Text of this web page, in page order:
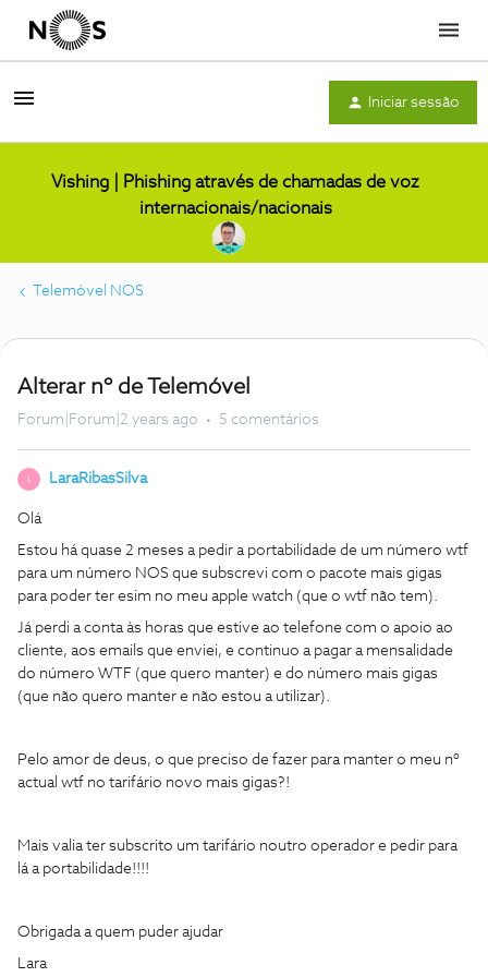
Menu
Iniciar sessão
Vishing | Phishing através de chamadas de voz
internacionais/nacionais
Telemóvel NOS
Alterar nº de Telemóvel
Forum|Forum|2 years ago 5 comentários
LaraRibasSilva
Olá
Estou há quase 2 meses a pedir a portabilidade de um número wtf
para um número NOS que subscrevi com o pacote mais gigas
para poder ter esim no meu apple watch (que o wtf não tem).
Já perdi a conta às horas que estive ao telefone com o apoio ao
cliente, aos emails que enviei, e continuo a pagar a mensalidade
do número WTF (que quero manter) e do número mais gigas
(que não quero manter e não estou a utilizar).
Pelo amor de deus, o que preciso de fazer para manter o meu nº
actual wtf no tarifário novo mais gigas?!
Mais valia ter subscrito um tarifário noutro operador e pedir para
lá a portabilidade!!!!
Obrigada a quem puder ajudar
Lara